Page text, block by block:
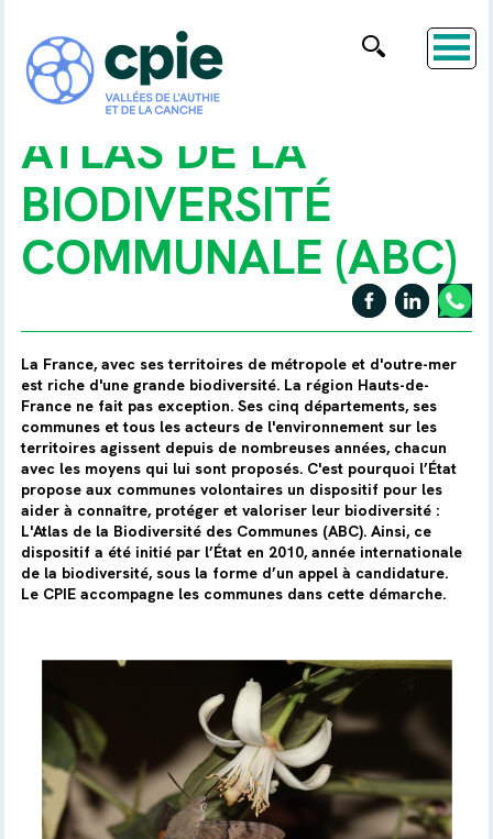
ATLAS DE LA
BIODIVERSITÉ
COMMUNALE (ABC)
La France, avec ses territoires de métropole et d'outre-mer
est riche d'une grande biodiversité. La région Hauts-de-
France ne fait pas exception. Ses cinq départements, ses
communes et tous les acteurs de l'environnement sur les
territoires agissent depuis de nombreuses années, chacun
avec les moyens qui lui sont proposés. C'est pourquoi l’État
propose aux communes volontaires un dispositif pour les
aider à connaître, protéger et valoriser leur biodiversité :
L'Atlas de la Biodiversité des Communes (ABC). Ainsi, ce
dispositif a été initié par l’État en 2010, année internationale
de la biodiversité, sous la forme d’un appel à candidature.
Le CPIE accompagne les communes dans cette démarche.